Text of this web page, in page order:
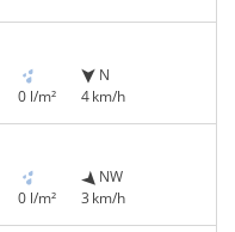
0 l/m²
N
4 km/h
0 l/m²
NW
3 km/h